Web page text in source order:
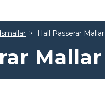
Hall Passerar Mallar
Mallar